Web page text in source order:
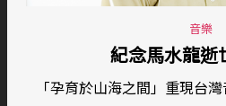
音樂
紀念馬水龍逝
「孕育於山海之間」重現台